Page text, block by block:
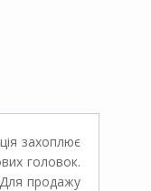
захоплює
головок.
продажу